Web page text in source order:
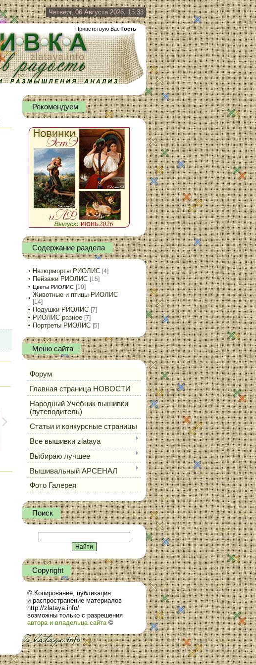
Четверг, 06 Августа 2026, 15:33
Приветствую Вас Гость
Рекомендуем
Содержание раздела
Натюрморты РИОЛИС [4]
Пейзажи РИОЛИС [15]
Цветы РИОЛИС [10]
Животные и птицы РИОЛИС
[14]
Подушки РИОЛИС [7]
РИОЛИС разное [7]
Портреты РИОЛИС [5]
Меню сайта
Форум
Главная страница НОВОСТИ
Народный Учебник вышивки
(путеводитель)
Статьи и конкурсные страницы
Все вышивки zlataya
Выбираю лучшее
Вышивальный АРСЕНАЛ
Фото Галерея
Поиск
Сopyright
© Копирование, публикация
и распространение материалов
http://zlataya.info/
возможны только с разрешения
автора и владельца сайта©